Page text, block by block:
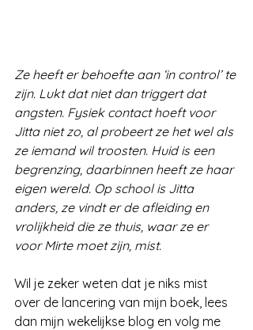
Ze heeft er behoefte aan ‘in control’ te
zijn. Lukt dat niet dan triggert dat
angsten. Fysiek contact hoeft voor
Jitta niet zo, al probeert ze het wel als
ze iemand wil troosten. Huid is een
begrenzing, daarbinnen heeft ze haar
eigen wereld. Op school is Jitta
anders, ze vindt er de afleiding en
vrolijkheid die ze thuis, waar ze er
voor Mirte moet zijn, mist.
Wil je zeker weten dat je niks mist
over de lancering van mijn boek, lees
dan mijn wekelijkse blog en volg me